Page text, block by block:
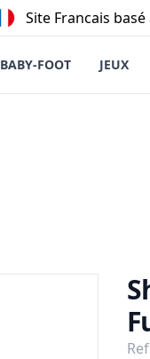
Site Francais
BABY-FOOT JEUX